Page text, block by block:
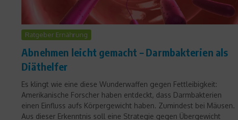
Ratgeber Ernährung
Abnehmen leicht gemacht – Darmbakterien als
Diäthelfer
Es klingt wie eine diese Wunderwaffen gegen Fettleibigkeit:
Amerikanische Forscher haben entdeckt, dass Darmbakterien
einen Einfluss aufs Körpergewicht haben. Zumindest bei Mäusen.
Aus dieser Erkenntnis soll eine Strategie gegen Übergewicht